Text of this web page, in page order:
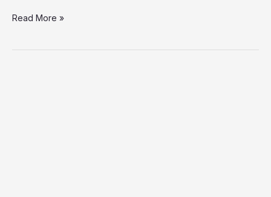
Read More »